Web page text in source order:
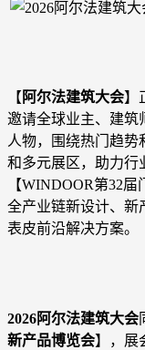
【 阿尔法建筑大会】
邀请全球业主、建筑
人物，围绕热门趋势
和多元展区，助力行
【WINDOOR第32
全产业链新设计、新
表皮前沿解决方案。
2026阿尔法建筑大会
新产品博览会】，展